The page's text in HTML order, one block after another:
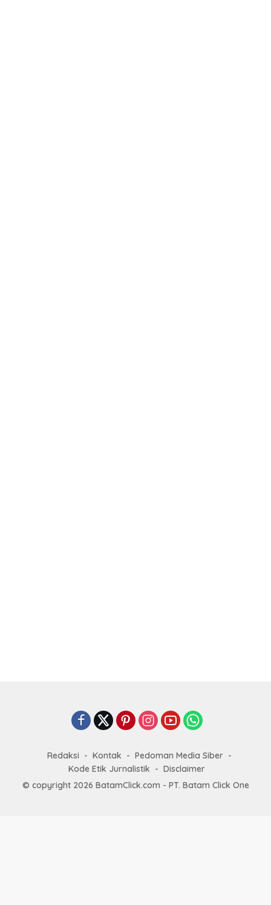
Redaksi Kontak
Pedoman Media Siber
Kode Etik Jurnalistik
Disclaimer
© copyright 2026 BatamClick.com - PT. Batam Click One